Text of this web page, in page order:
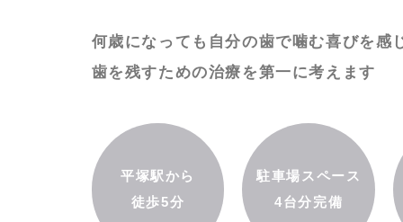
何歳になっても自分の歯で噛む喜びを感
歯を残すための治療を第一に考えます
平塚駅から
徒歩5分
駐車場スペース
4台分完備